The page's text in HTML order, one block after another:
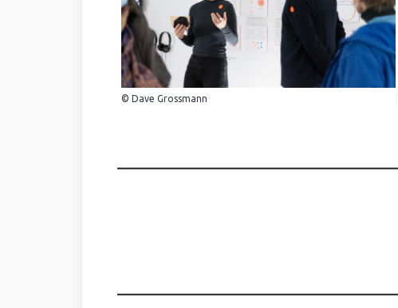
© Dave Grossmann